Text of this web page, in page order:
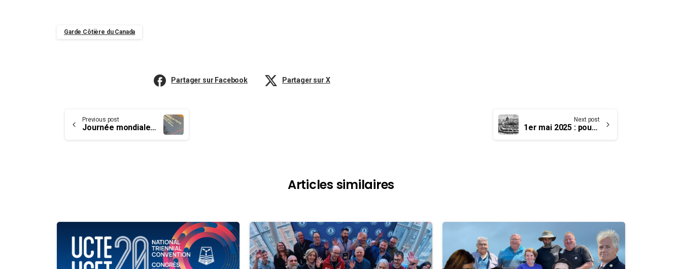
Garde Côtière du Canada
Partager sur Facebook Partager sur X
Continue
Previous post
Journée mondiale du livre : lisez l’histoire de notre syndicat
Next post
1er mai 2025 : poursuite de la lutte pour les droits du travail, la justice et l’égalité
Articles similaires